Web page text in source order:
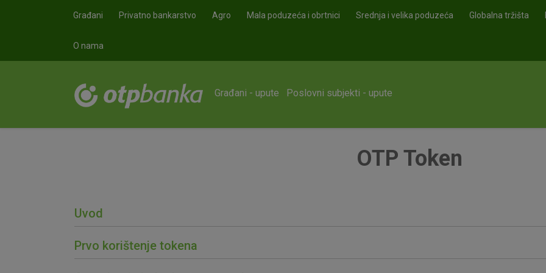
Građani Privatno bankarstvo Agro Mala poduzeća i obrtnici Srednja i velika poduzeća Globalna tržišta
O nama
Građani - upute Poslovni subjekti - upute
OTP Token
Uvod
Prvo korištenje tokena